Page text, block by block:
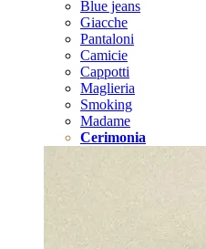
Blue jeans
Giacche
Pantaloni
Camicie
Cappotti
Maglieria
Smoking
Madame
Cerimonia